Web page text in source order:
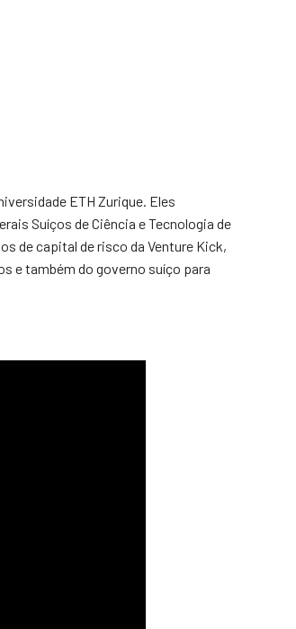
ETH Zurique. Eles
Suíços de Ciência e Tecnologia de
de capital de risco da Venture Kick,
e também do governo suíço para